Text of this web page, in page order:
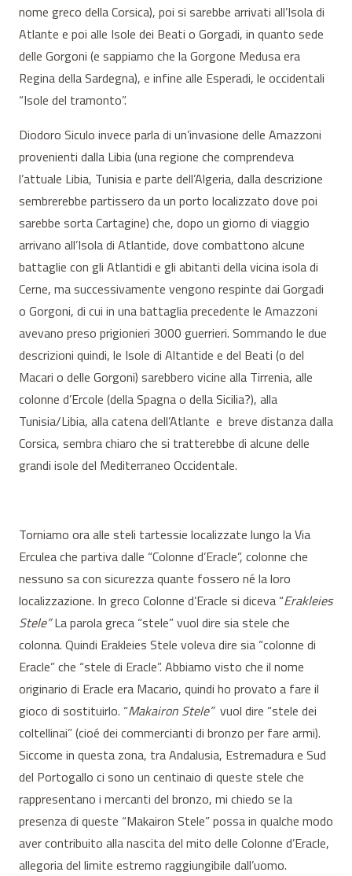
nome greco della Corsica), poi si sarebbe arrivati all’Isola di
Atlante e poi alle Isole dei Beati o Gorgadi, in quanto sede
delle Gorgoni (e sappiamo che la Gorgone Medusa era
Regina della Sardegna), e infine alle Esperadi, le occidentali
“Isole del tramonto”.
Diodoro Siculo invece parla di un’invasione delle Amazzoni
provenienti dalla Libia (una regione che comprendeva
l’attuale Libia, Tunisia e parte dell’Algeria, dalla descrizione
sembrerebbe partissero da un porto localizzato dove poi
sarebbe sorta Cartagine) che, dopo un giorno di viaggio
arrivano all’Isola di Atlantide, dove combattono alcune
battaglie con gli Atlantidi e gli abitanti della vicina isola di
Cerne, ma successivamente vengono respinte dai Gorgadi
o Gorgoni, di cui in una battaglia precedente le Amazzoni
avevano preso prigionieri 3000 guerrieri. Sommando le due
descrizioni quindi, le Isole di Altantide e del Beati (o del
Macari o delle Gorgoni) sarebbero vicine alla Tirrenia, alle
colonne d’Ercole (della Spagna o della Sicilia?), alla
Tunisia/Libia, alla catena dell’Atlante e breve distanza dalla
Corsica, sembra chiaro che si tratterebbe di alcune delle
grandi isole del Mediterraneo Occidentale.
Torniamo ora alle steli tartessie localizzate lungo la Via
Erculea che partiva dalle “Colonne d’Eracle”, colonne che
nessuno sa con sicurezza quante fossero né la loro
localizzazione. In greco Colonne d’Eracle si diceva “Erakleies
Stele”La parola greca “stele” vuol dire sia stele che
colonna. Quindi Erakleies Stele voleva dire sia “colonne di
Eracle” che “stele di Eracle”. Abbiamo visto che il nome
originario di Eracle era Macario, quindi ho provato a fare il
gioco di sostituirlo. “Makairon Stele” vuol dire “stele dei
coltellinai” (cioé dei commercianti di bronzo per fare armi).
Siccome in questa zona, tra Andalusia, Estremadura e Sud
del Portogallo ci sono un centinaio di queste stele che
rappresentano i mercanti del bronzo, mi chiedo se la
presenza di queste “Makairon Stele” possa in qualche modo
aver contribuito alla nascita del mito delle Colonne d’Eracle,
allegoria del limite estremo raggiungibile dall’uomo.